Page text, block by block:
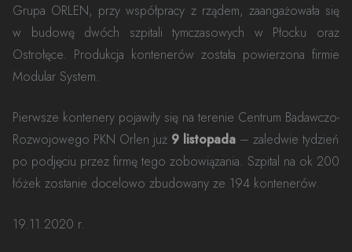
Grupa ORLEN, przy współpracy z rządem, zaangażowała się
w budowę dwóch szpitali tymczasowych w Płocku oraz
Ostrołęce. Produkcja kontenerów została powierzona firmie
Modular System.
Pierwsze kontenery pojawiły się na terenie Centrum Badawczo-
Rozwojowego PKN Orlen już 9 listopada – zaledwie tydzień
po podjęciu przez firmę tego zobowiązania. Szpital na ok 200
łóżek zostanie docelowo zbudowany ze 194 kontenerów.
19.11.2020 r.